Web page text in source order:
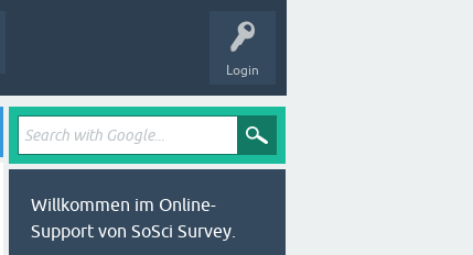
Login
Willkommen im Online-
Support von SoSci Survey.